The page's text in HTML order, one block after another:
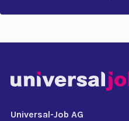
Universal-Job AG